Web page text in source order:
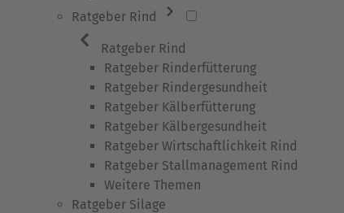
Ratgeber Rind
Ratgeber Rind
Ratgeber Rinderfütterung
Ratgeber Rindergesundheit
Ratgeber Kälberfütterung
Ratgeber Kälbergesundheit
Ratgeber Wirtschaftlichkeit Rind
Ratgeber Stallmanagement Rind
Weitere Themen
Ratgeber Silage